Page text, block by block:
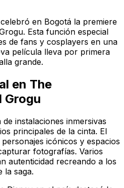
en Bogotá la premiere
Esta función especial
de fans y cosplayers en una
película lleva por primera
grande.
en The
Grogu
instalaciones inmersivas
principales de la cinta. El
icónicos y espacios
fotografías. Varios
autenticidad recreando a los
la saga.